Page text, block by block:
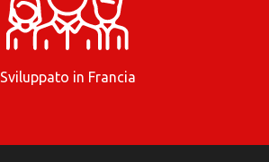
Sviluppato in Francia